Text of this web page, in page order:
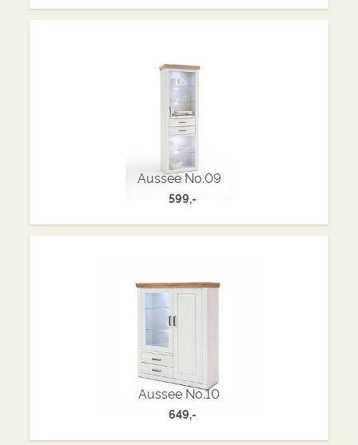
Aussee No.09
599,-
Aussee No.10
649,-